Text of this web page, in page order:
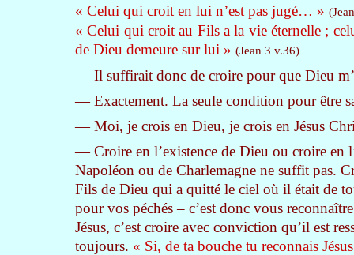
« Celui qui croit en lui n’est pas jugé… »
« Celui qui croit au Fils a la vie éternelle ;
de Dieu demeure sur lui » (Jean 3 v.36)
— Il suffirait donc de croire pour que Dieu
— Exactement. La seule condition pour être
— Moi, je crois en Dieu, je crois en Jésus
— Croire en l’existence de Dieu ou croire en
Napoléon ou de Charlemagne ne suffit pas.
Fils de Dieu qui a quitté le ciel où il était de
pour vos péchés – c’est donc vous
Jésus, c’est croire avec conviction qu’il est
toujours. « Si, de ta bouche tu reconnais